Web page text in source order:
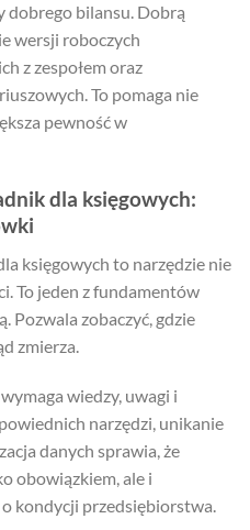
dobrego bilansu. Dobrą
wersji roboczych
z zespołem oraz
To pomaga nie
pewność w
dla księgowych:
księgowych to narzędzie nie
To jeden z fundamentów
Pozwala zobaczyć, gdzie
zmierza.
wiedzy, uwagi i
narzędzi, unikanie
danych sprawia, że
obowiązkiem, ale i
o kondycji przedsiębiorstwa.